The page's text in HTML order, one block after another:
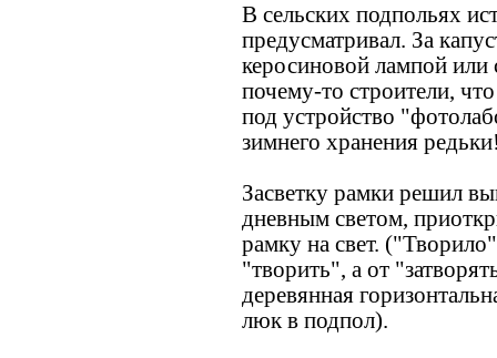
В сельских подпольях
предусматривал. За
керосиновой лампой или
почему-то строители,
под устройство
зимнего хранения
Засветку рамки решил
дневным светом,
рамку на свет.
"творить", а от
деревянная
люк в подпол).